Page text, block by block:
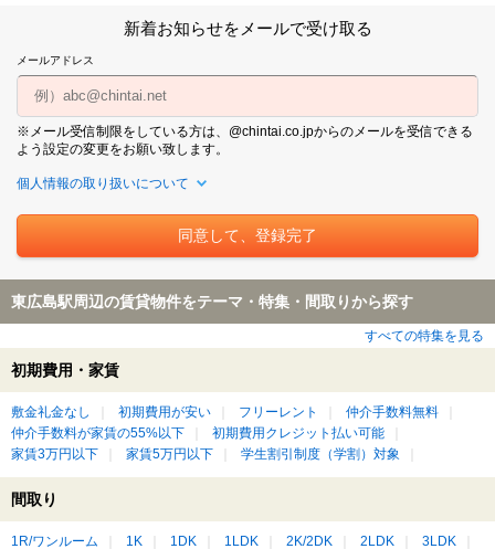
新着お知らせをメールで受け取る
メールアドレス
※メール受信制限をしている方は、@chintai.co.jpからのメールを受信できる
よう設定の変更をお願い致します。
個人情報の取り扱いについて
東広島駅周辺の賃貸物件をテーマ・特集・間取りから探す
すべての特集を見る
初期費用・家賃
敷金礼金なし 初期費用が安い フリーレント
仲介手数料無料
仲介手数料が家賃の55%以下
初期費用クレジット払い可能
家賃3万円以下
家賃5万円以下 学生割引制度（学割）対象
間取り
1R/ワンルーム 1K 1DK 1LDK 2K/2DK 2LDK 3LDK